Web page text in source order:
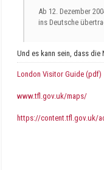
Ab 12. Dezember
ins Deutsche
Und es kann sein, dass die
London Visitor Guide (pdf)
www.tfl.gov.uk/maps/
https://content.tfl.gov.uk/